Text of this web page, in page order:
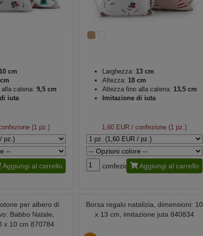
10 cm
catena: 9,5 cm
iuta
(1 pz.)
Aggiungi al carrello
Larghezza: 13 cm
Altezza: 18 cm
Altezza fino alla catena: 13,5 cm
Imitazione di iuta
1,60 EUR / confezione (1 pz.)
confezione Aggiungi al carrello
per albero di
Babbo Natale,
x 10 cm 870784
Borsa regalo natalizia, dimensioni: 10
x 13 cm, imitazione juta 840834